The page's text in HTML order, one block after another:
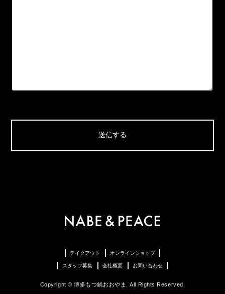
テイクアウト オンラインショップ
スタッフ募集 会社概要 お問い合わせ
Copyright © 博多もつ鍋おおやま. All Rights Reserved.